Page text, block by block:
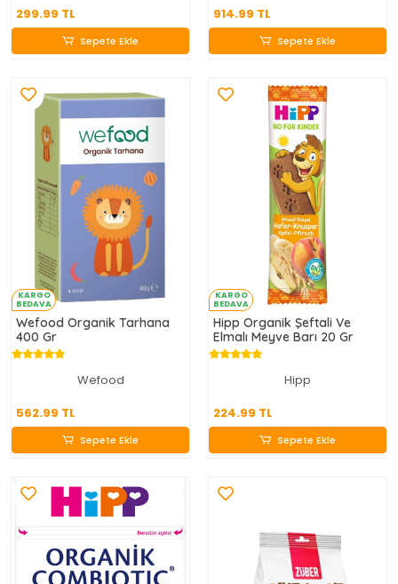
299.99 TL
Sepete Ekle
914.99 TL
Sepete Ekle
KARGO
BEDAVA
Wefood Organik Tarhana
400 Gr
Wefood
562.99 TL
562.99 TL
Sepete Ekle
KARGO
BEDAVA
Hipp Organik Şeftali Ve
Elmalı Meyve Barı 20 Gr
Hipp
224.99 TL
224.99 TL
Sepete Ekle